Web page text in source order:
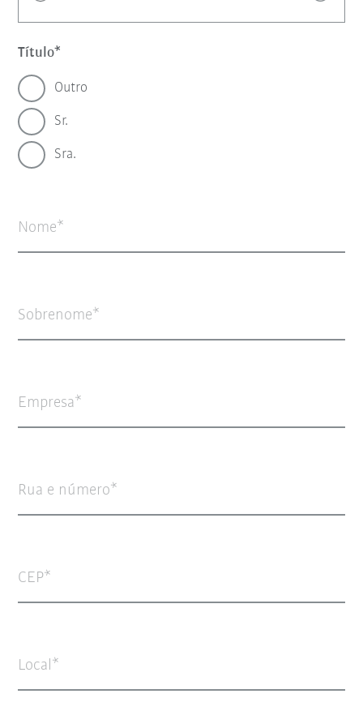
Título
Outro
Sr.
Sra.
Nome
Sobrenome
Empresa
Rua e número
CEP
Local